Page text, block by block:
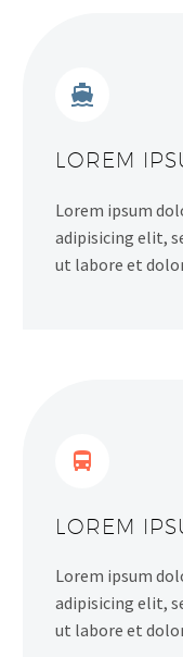


LOREM
Lorem ipsum
adipisicing elit,
ut labore et


LOREM
Lorem ipsum
adipisicing elit,
ut labore et